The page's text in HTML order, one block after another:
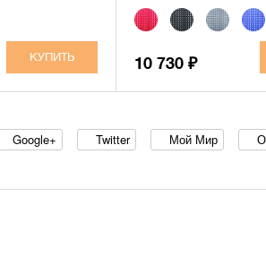
10 730 ₽
Google+ Twitter Мой Мир